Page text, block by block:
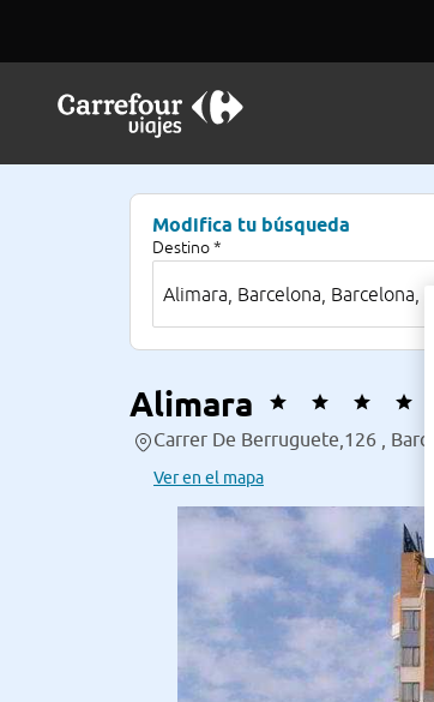
Modifica tu búsqueda
Destino *
Alimara
Carrer De Berruguete,126 ,
Ver en el mapa